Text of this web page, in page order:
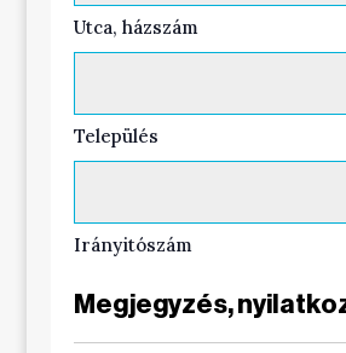
Utca, házszám
Település
Irányitószám
Megjegyzés,